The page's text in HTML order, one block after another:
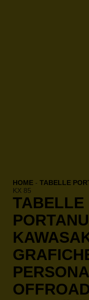
HOME -TABELLE
KX 85
TABELLE